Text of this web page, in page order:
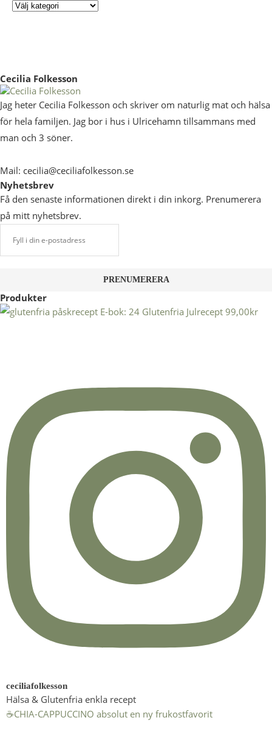
Cecilia Folkesson
Jag heter Cecilia Folkesson och skriver om naturlig mat och hälsa
för hela familjen. Jag bor i hus i Ulricehamn tillsammans med
man och 3 söner.
Mail: cecilia@ceciliafolkesson.se
Nyhetsbrev
Få den senaste informationen direkt i din inkorg. Prenumerera
på mitt nyhetsbrev.
Produkter
E-bok: 24 Glutenfria Julrecept 99,00kr
ceciliafolkesson
Hälsa & Glutenfria enkla recept
☕️CHIA-CAPPUCCINO absolut en ny frukostfavorit